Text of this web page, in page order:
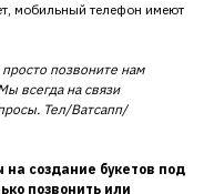
мобильный телефон имеют
позвоните нам
всегда на связи
Тел/Ватсапп/
создание букетов под
позвонить или